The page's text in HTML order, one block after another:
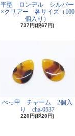
平型 ロンデル シルバー
×クリアー 各サイズ（100
個入り）
737円(税67円)
べっ甲 チャーム 2個入
り cha-0537
220円(税20円)